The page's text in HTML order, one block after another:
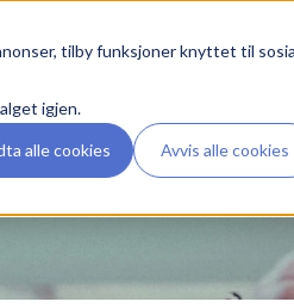
tilby funksjoner knyttet til
igjen.
alle cookies Avvis alle cookies